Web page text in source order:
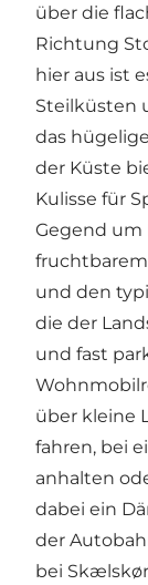
über die
Richtung
hier aus ist
Steilküsten
das
der Küste
Kulisse für
Gegend um
und den
die der
und fast
über kleine
fahren, bei
anhalten
dabei ein
der
bei